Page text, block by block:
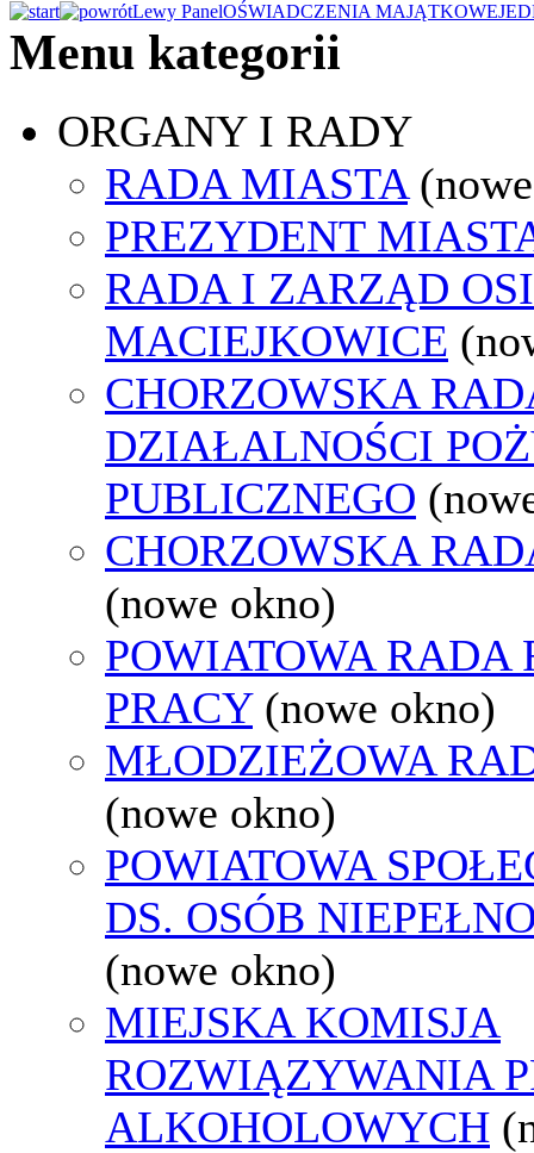
Lewy PanelOŚWIADCZENIA MAJĄTKOWE
Menu kategorii
ORGANY I RADY
RADA MIASTA
PREZYDENT
RADA I ZARZĄD
MACIEJKOWICE
CHORZOWSKA
DZIAŁALNOŚCI
PUBLICZNEGO
CHORZOWSKA
(nowe okno)
POWIATOWA RADA
PRACY (nowe okno)
MŁODZIEŻOWA
(nowe okno)
POWIATOWA
DS. OSÓB
(nowe okno)
MIEJSKA KOMISJA
ROZWIĄZYWANIA
ALKOHOLOWYCH